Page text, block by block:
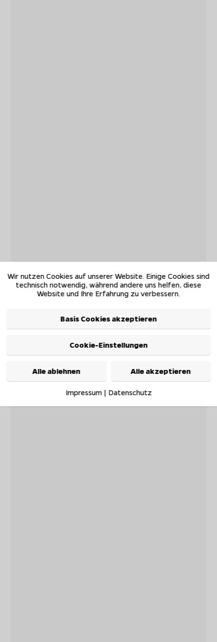
Wir nutzen Cookies auf unserer Website. Einige Cookies sind
technisch notwendig, während andere uns helfen, diese
Website und Ihre Erfahrung zu verbessern.
Basis Cookies akzeptieren
Cookie-Einstellungen
Alle ablehnen Alle akzeptieren
Impressum| Datenschutz